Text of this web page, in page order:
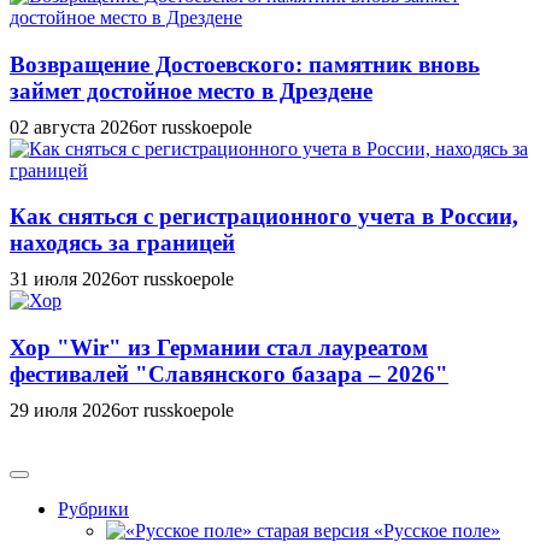
Возвращение Достоевского: памятник вновь
займет достойное место в Дрездене
02 августа 2026от russkoepole
Как сняться с регистрационного учета в России,
находясь за границей
31 июля 2026от russkoepole
Хор "Wir" из Германии стал лауреатом
фестивалей "Славянского базара – 2026"
29 июля 2026от russkoepole
Рубрики
«Русское поле»